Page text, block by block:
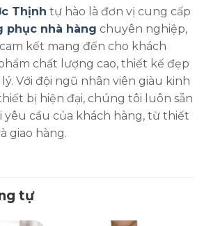
Thịnh tự hào là đơn vị cung cấp
phục nhà hàng chuyên nghiệp,
kết mang đến cho khách
chất lượng cao, thiết kế đẹp
Với đội ngũ nhân viên giàu kinh
bị hiện đại, chúng tôi luôn sẵn
yêu cầu của khách hàng, từ thiết
giao hàng.
tự